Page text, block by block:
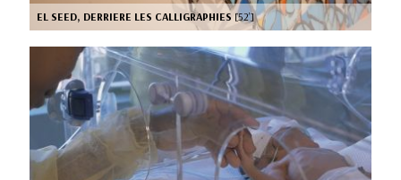
EL SEED, DERRIERE LES CALLIGRAPHIES [52’]